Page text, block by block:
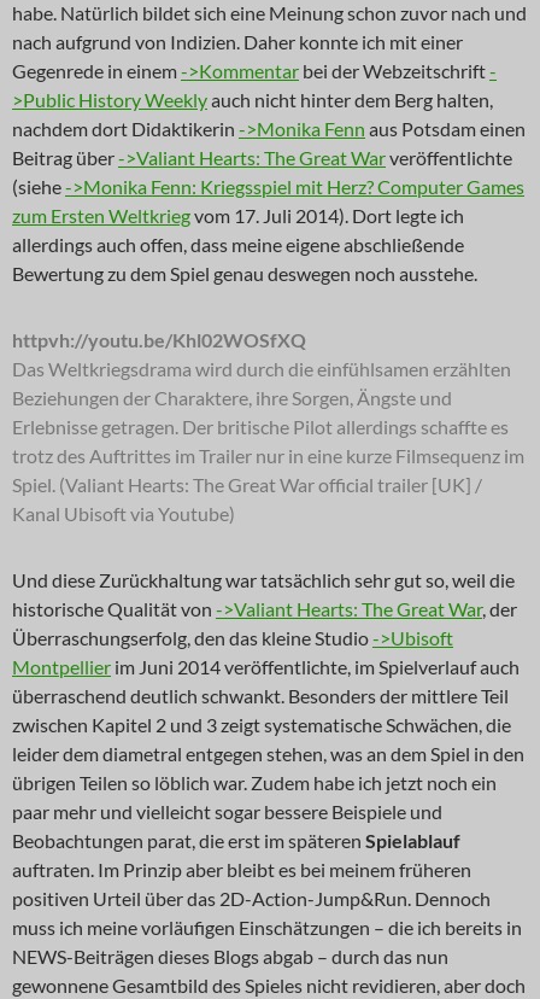
habe. Natürlich bildet sich eine Meinung schon zuvor nach und
nach aufgrund von Indizien. Daher konnte ich mit einer
Gegenrede in einem->Kommentar bei der Webzeitschrift-
>Public History Weeklyauch nicht hinter dem Berg halten,
nachdem dort Didaktikerin ->Monika Fenn aus Potsdam einen
Beitrag über->Valiant Hearts: The Great Warveröffentlichte
(siehe->Monika Fenn: Kriegsspiel mit Herz? Computer Games
zum Ersten Weltkriegvom 17. Juli 2014). Dort legte ich
allerdings auch offen, dass meine eigene abschließende
Bewertung zu dem Spiel genau deswegen noch ausstehe.
httpvh://youtu.be/Khl02WOSfXQ
Das Weltkriegsdrama wird durch die einfühlsamen erzählten
Beziehungen der Charaktere, ihre Sorgen, Ängste und
Erlebnisse getragen. Der britische Pilot allerdings schaffte es
trotz des Auftrittes im Trailer nur in eine kurze Filmsequenz im
Spiel. (Valiant Hearts: The Great War official trailer [UK] /
Kanal Ubisoft via Youtube)
Und diese Zurückhaltung war tatsächlich sehr gut so, weil die
historische Qualität von ->Valiant Hearts: The Great War, der
Überraschungserfolg, den das kleine Studio->Ubisoft
Montpellier im Juni 2014 veröffentlichte, im Spielverlauf auch
überraschend deutlich schwankt. Besonders der mittlere Teil
zwischen Kapitel 2 und 3 zeigt systematische Schwächen, die
leider dem diametral entgegen stehen, was an dem Spiel in den
übrigen Teilen so löblich war. Zudem habe ich jetzt noch ein
paar mehr und vielleicht sogar bessere Beispiele und
Beobachtungen parat, die erst im späteren Spielablauf
auftraten. Im Prinzip aber bleibt es bei meinem früheren
positiven Urteil über das 2D-Action-Jump&Run. Dennoch
muss ich meine vorläufigen Einschätzungen – die ich bereits in
NEWS-Beiträgen dieses Blogs abgab – durch das nun
gewonnene Gesamtbild des Spieles nicht revidieren, aber doch